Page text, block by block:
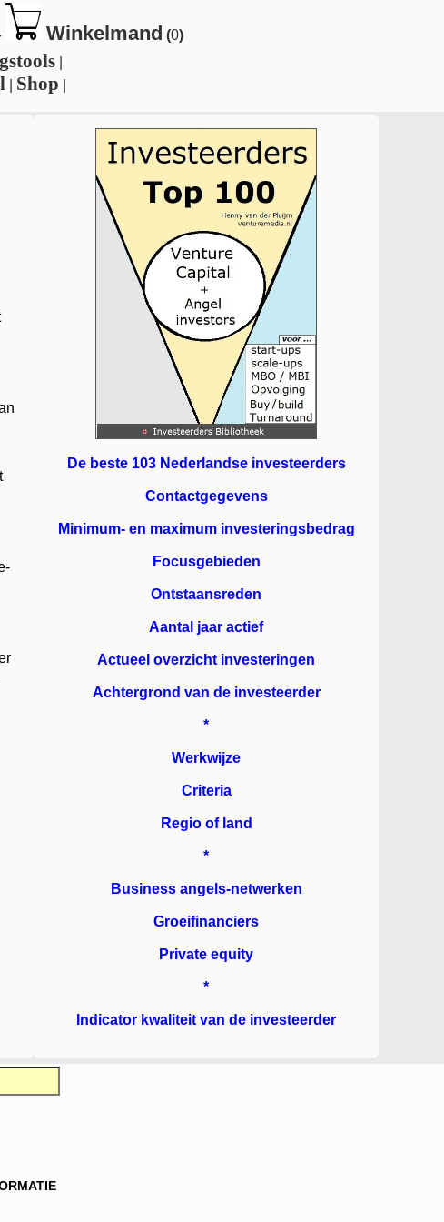
Winkelmand (0)
Shop
De beste 103 Nederlandse investeerders
Contactgegevens
Minimum- en maximum investeringsbedrag
Focusgebieden
Ontstaansreden
Aantal jaar actief
Actueel overzicht investeringen
Achtergrond van de investeerder
*
Werkwijze
Criteria
Regio of land
*
Business angels-netwerken
Groeifinanciers
Private equity
*
Indicator kwaliteit van de investeerder